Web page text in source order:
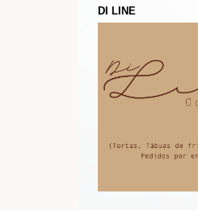
DI LINE